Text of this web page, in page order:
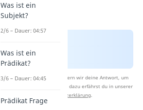
Nach Beantwortung speichern wir deine Antwort, um
Studyflix zu verbessern. Mehr dazu erfährst du in unserer
Datenschutzerklärung.
Was ist ein
Subjekt?
2/6 – Dauer: 04:57
Was ist ein
Prädikat?
3/6 – Dauer: 04:45
Prädikat Frage